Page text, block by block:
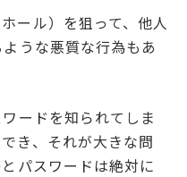
ール）を狙って、他人
うな悪質な行為もあ
ードを知られてしま
き、それが大きな問
パスワードは絶対に